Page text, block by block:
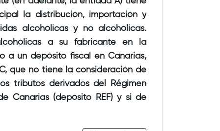
accesorios
principal, tales como tarifas de
del vehículo, gastos derivados del
condiciones de uso u
el vehículo durante
su fabricante en la
depósito fiscal en Canarias,
que no tiene la consideración de
tributos derivados del Régimen